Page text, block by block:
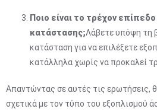
Ποιο είναι το τρέχον
κατάστασης;Λάβετε υπόψη τη
κατάσταση για να επιλέξετε
κατάλληλα χωρίς να προκαλεί
Απαντώντας σε αυτές τις ερωτήσεις,
σχετικά με τον τύπο του εξοπλισμού